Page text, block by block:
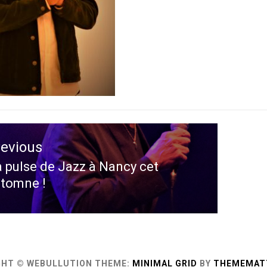
pulse de Jazz à Nancy cet
!
© WEBULLUTION THEME: MINIMAL GRID BY